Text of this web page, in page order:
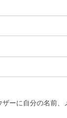
ーに自分の名前、